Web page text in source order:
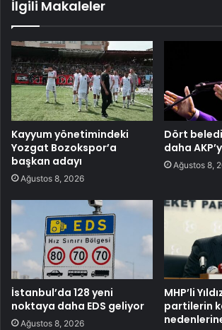
İlgili Makaleler
Kayyum yönetimindeki
Yozgat Bozokspor’a
başkan adayı
Ağustos 8, 2026
Dört
daha
Ağustos 8,
İstanbul’da 128 yeni
noktaya daha EDS geliyor
Ağustos 8, 2026
MHP’li
partilerin